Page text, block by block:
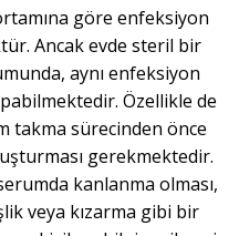
göre enfeksiyon
Ancak evde steril bir
aynı enfeksiyon
Özellikle de
takma sürecinden önce
gerekmektedir.
kanlanma olması,
veya kızarma gibi bir